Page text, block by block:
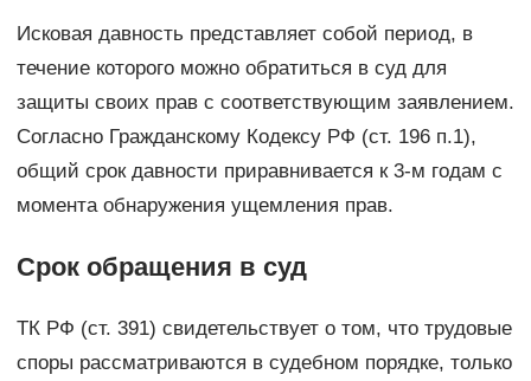
Исковая давность представляет собой период, в
течение которого можно обратиться в суд для
защиты своих прав с соответствующим заявлением.
Согласно Гражданскому Кодексу РФ (ст. 196 п.1),
общий срок давности приравнивается к 3-м годам с
момента обнаружения ущемления прав.
Срок обращения в суд
ТК РФ (ст. 391) свидетельствует о том, что трудовые
споры рассматриваются в судебном порядке, только